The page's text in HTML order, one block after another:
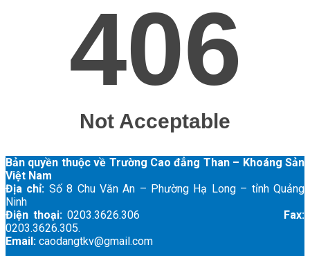
Bản quyền thuộc về Trường Cao đẳng Than – Khoáng Sản
Việt Nam
Địa chỉ: Số 8 Chu Văn An – Phường Hạ Long – tỉnh Quảng
Ninh
Điện thoại: 0203.3626.306 Fax:
0203.3626.305.
Email: caodangtkv@gmail.com